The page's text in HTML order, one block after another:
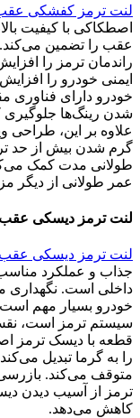
لنت ترمز کفشکی عقب پژو
اصطکاکی با کیفیت
عقب را تضمین
راندمان ترمز را
ایمنی خودرو را
خودرو دارای فناوری
شدن رینگ‌ها جلوگیری
علاوه بر این، طراحی
گرم شدن بیش از حد
طولانی مدت کمک
عمر طولانی از دیگر
لنت ترمز دیسکی عقب پژو 206 (
لنت ترمز دیسکی عقب پژو 206 (
جذاب و عملکرد
داخلی است. نگهداری
سیستم ترمز است،
قطعه با دیسک ترمز
را به گرما تبدیل
متوقف می‌کند.
ترمز از آسیب دیدن
کاهش می‌دهد.